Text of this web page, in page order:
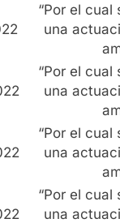
“Por el cual
una
“Por el cual
una
“Por el cual
una
“Por el cual
una